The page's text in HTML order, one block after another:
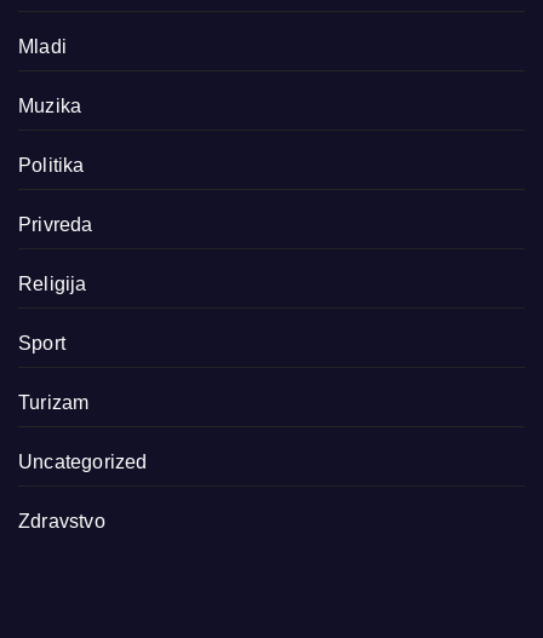
Mladi
Muzika
Politika
Privreda
Religija
Sport
Turizam
Uncategorized
Zdravstvo